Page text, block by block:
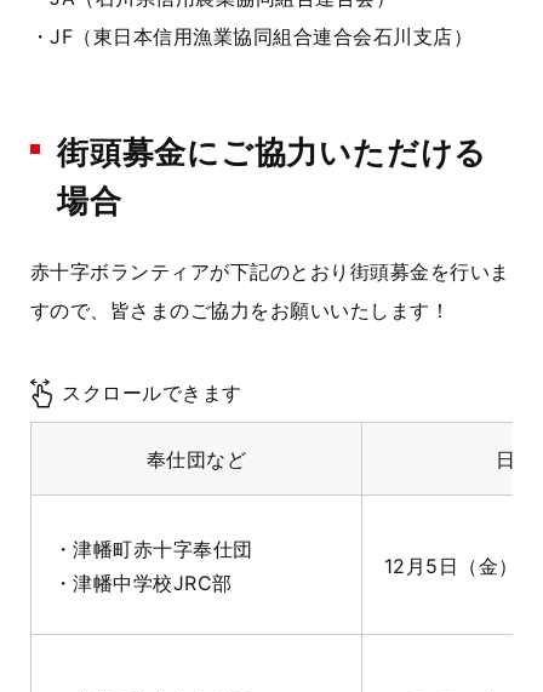
・JF（東日本信用漁業協同組合連合会石川支店）
街頭募金にご協力いただける
場合
赤十字ボランティアが下記のとおり街頭募金を行いま
すので、皆さまのご協力をお願いいたします！
奉仕団など 日時
・津幡町赤十字奉仕団
・津幡中学校JRC部
12月5日（金）
スクロールできます